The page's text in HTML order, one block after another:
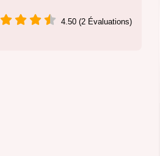
4.50 (2 Évaluations)